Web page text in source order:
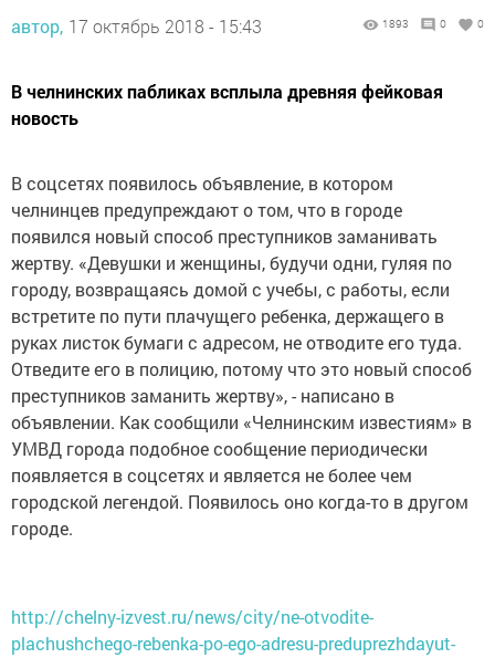
автор, 17 октябрь 2018 - 15:43 1893 0 0
В челнинских пабликах всплыла древняя фейковая
новость
В соцсетях появилось объявление, в котором
челнинцев предупреждают о том, что в городе
появился новый способ преступников заманивать
жертву. «Девушки и женщины, будучи одни, гуляя по
городу, возвращаясь домой с учебы, с работы, если
встретите по пути плачущего ребенка, держащего в
руках листок бумаги с адресом, не отводите его туда.
Отведите его в полицию, потому что это новый способ
преступников заманить жертву», - написано в
объявлении. Как сообщили «Челнинским известиям» в
УМВД города подобное сообщение периодически
появляется в соцсетях и является не более чем
городской легендой. Появилось оно когда-то в другом
городе.
http://chelny-izvest.ru/news/city/ne-otvodite-
plachushchego-rebenka-po-ego-adresu-preduprezhdayut-